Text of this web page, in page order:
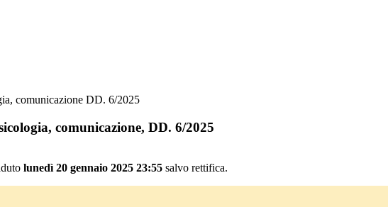
comunicazione DD. 6/2025
comunicazione, DD. 6/2025
lunedì 20 gennaio 2025 23:55 salvo rettifica.